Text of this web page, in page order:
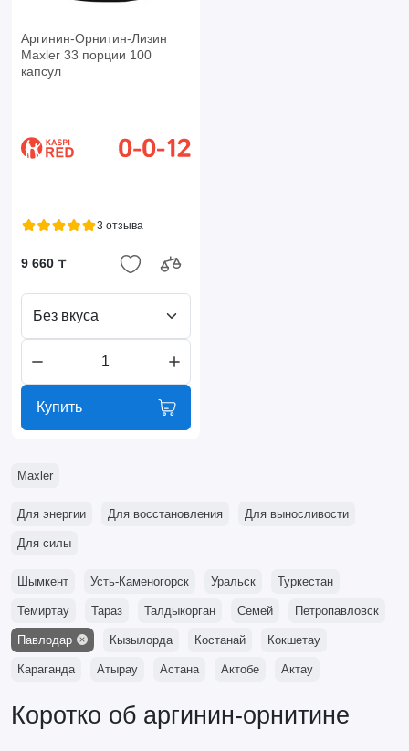
Аргинин-Орнитин-Лизин
Maxler 33 порции 100
капсул
3 отзыва
9 660 ₸
Без вкуса
Купить
Maxler
Для энергии Для восстановления Для выносливости
Для силы
Шымкент Усть-Каменогорск Уральск Туркестан
Темиртау Тараз Талдыкорган Семей Петропавловск
Павлодар Кызылорда Костанай Кокшетау
Караганда Атырау Астана Актобе Актау
Коротко об аргинин-орнитине